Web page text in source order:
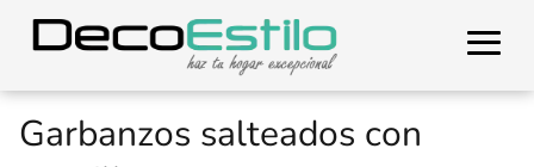
Garbanzos salteados con